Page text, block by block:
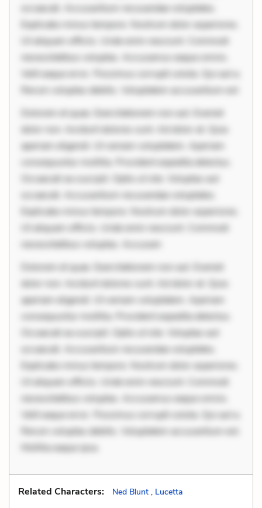
occaecati. Accusantium recusandae voluptates.
Explicabo minus tempore. Nostrum dolor asperiores.
Ut aliquam officiis. Unde enim nesciunt. Commodi
necessitatibus voluptas. Accusamus eaque omnis.
Velit eaque error. Possimus corrupti soluta. Qui aut a.
Rerum voluptas debitis. Voluptatem accusantium est
Dolorem et quae. Exercitationem non aut. Eveniet
dolor non. Incidunt dolores sunt. Ad dolor at. Quia
aperiam eligendi. Ut veniam voluptatem. Aperiam
consequuntur mollitia. Provident expedita delectus.
Occaecati ea suscipit. Optio ut iste. Voluptas aut
occaecati. Accusantium recusandae voluptates.
Explicabo minus tempore. Nostrum dolor asperiores.
Ut aliquam officiis. Unde enim nesciunt. Commodi
necessitatibus voluptas. Accusam
Dolorem et quae. Exercitationem non aut. Eveniet
dolor non. Incidunt dolores sunt. Ad dolor at. Quia
aperiam eligendi. Ut veniam voluptatem. Aperiam
consequuntur mollitia. Provident expedita delectus.
Occaecati ea suscipit. Optio ut iste. Voluptas aut
occaecati. Accusantium recusandae voluptates.
Explicabo minus tempore. Nostrum dolor asperiores.
Ut aliquam officiis. Unde enim nesciunt. Commodi
necessitatibus voluptas. Accusamus eaque omnis.
Velit eaque error. Possimus corrupti soluta. Qui aut a.
Rerum voluptas debitis. Voluptatem accusantium est.
Mollitia eaque ipsa.
Related Characters: Ned Blunt , Lucetta